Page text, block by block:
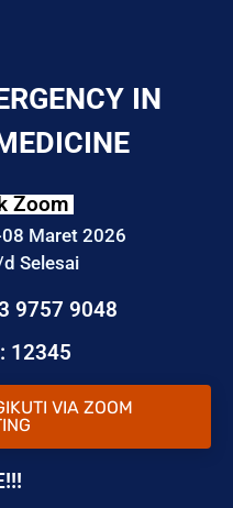
IN
Zoom
Maret 2026
Selesai
9757 9048
12345
VIA ZOOM